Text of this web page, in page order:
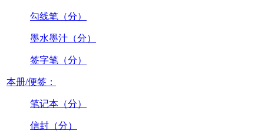
勾线笔（分）
墨水墨汁（分）
签字笔（分）
本册/便签：
笔记本（分）
信封（分）